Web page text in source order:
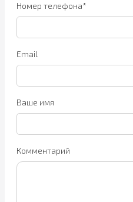
Номер телефона*
Email
Ваше имя
Комментарий